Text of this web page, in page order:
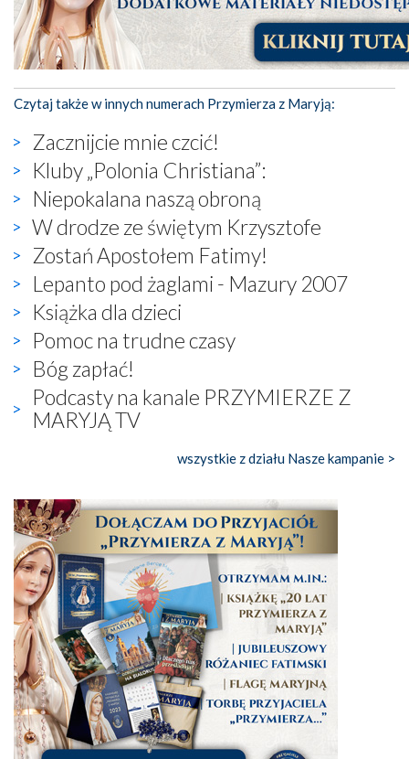
Czytaj także w innych numerach Przymierza z Maryją:
Zacznijcie mnie czcić!
Kluby „Polonia Christiana”:
Niepokalana naszą obroną
W drodze ze świętym Krzysztofe
Zostań Apostołem Fatimy!
Lepanto pod żaglami - Mazury 2007
Książka dla dzieci
Pomoc na trudne czasy
Bóg zapłać!
Podcasty na kanale PRZYMIERZE Z
MARYJĄ TV
wszystkie z działu Nasze kampanie >